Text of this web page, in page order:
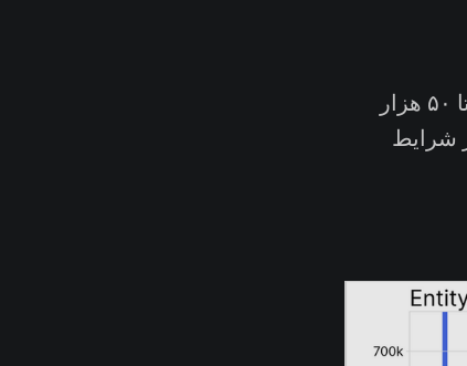
در صورتی که بیتکوین‌های سرمایه‌گذاران کوتاه‌مدت در قیمت‌های ۴۰ هزار تا ۵۰ هزار
شرایط